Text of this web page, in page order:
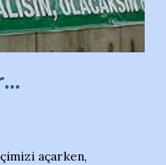
açarken,